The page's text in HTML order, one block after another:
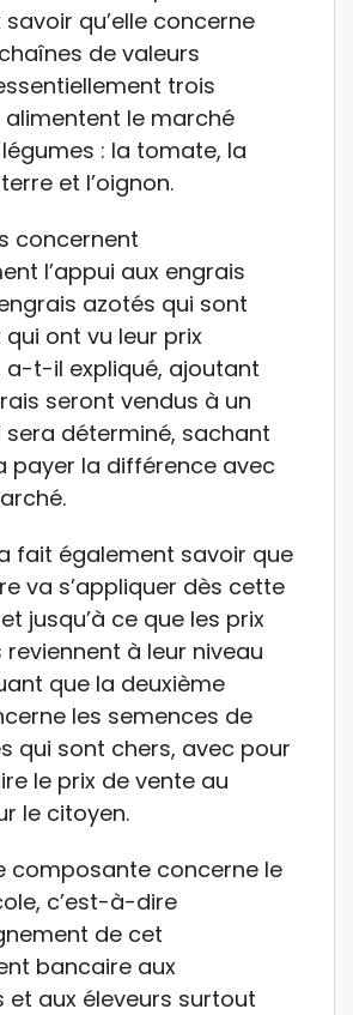
qu’elle concerne
de valeurs
trois
alimentent le marché
: la tomate, la
et l’oignon.
concernent
l’appui aux engrais
azotés qui sont
ont vu leur prix
a-t-il expliqué, ajoutant
seront vendus à un
sera déterminé, sachant
payer la différence avec
fait également savoir que
va s’appliquer dès cette
jusqu’à ce que les prix
à leur niveau
que la deuxième
les semences de
qui sont chers, avec pour
le prix de vente au
le citoyen.
composante concerne le
c’est-à-dire
de cet
bancaire aux
et aux éleveurs surtout